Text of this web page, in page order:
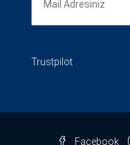
Trustpilot
Facebook